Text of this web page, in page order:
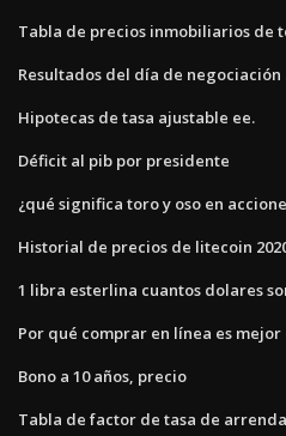
Tabla de precios inmobiliarios de
Resultados del día de negociación
Hipotecas de tasa ajustable ee.
Déficit al pib por presidente
¿qué significa toro y oso en
Historial de precios de litecoin
1 libra esterlina cuantos dolares
Por qué comprar en línea es mejor
Bono a 10 años, precio
Tabla de factor de tasa de